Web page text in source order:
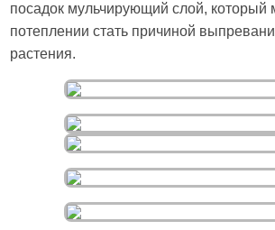
посадок мульчирующий слой, который
потеплении стать причиной
растения.